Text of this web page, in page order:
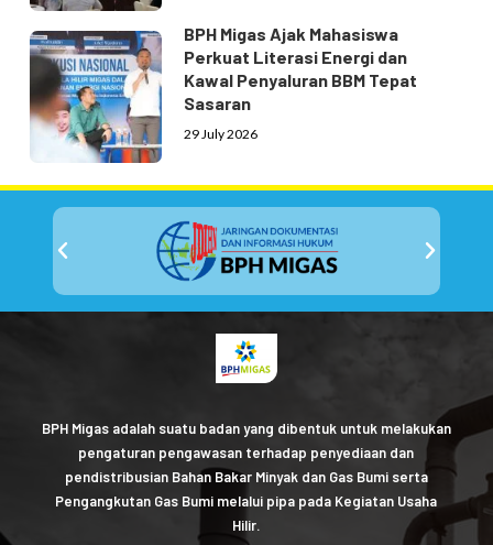
BPH Migas Ajak Mahasiswa
Perkuat Literasi Energi dan
Kawal Penyaluran BBM Tepat
Sasaran
29 July 2026
BPH Migas adalah suatu badan yang dibentuk untuk melakukan
pengaturan pengawasan terhadap penyediaan dan
pendistribusian Bahan Bakar Minyak dan Gas Bumi serta
Pengangkutan Gas Bumi melalui pipa pada Kegiatan Usaha
Hilir.